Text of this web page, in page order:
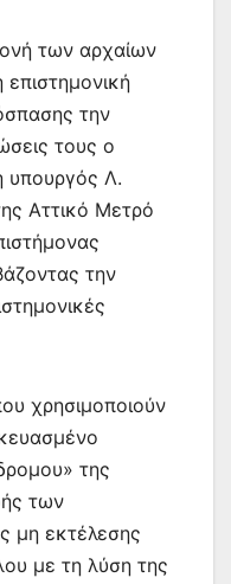
των αρχαίων
την
τους ο
υπουργός Λ.
Αττικό Μετρό
την
χρησιμοποιούν
της
των
μη εκτέλεσης
με τη λύση της